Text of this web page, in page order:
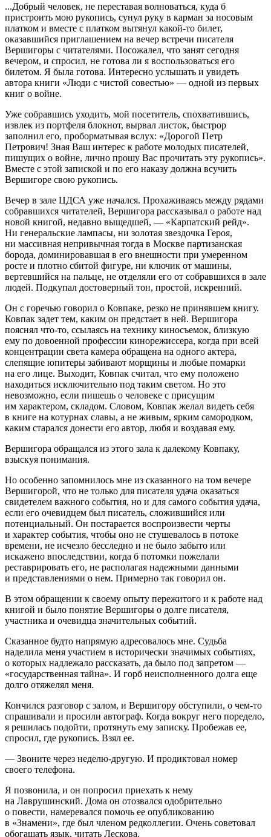
...Добрый человек, не переставая волноваться, куда б
пристроить мою рукопись, сунул руку в карман за носовым
платком и вместе с платком вытянул какой-то билет,
оказавшийся приглашением на вечер встречи писателя
Вершигоры с читателями. Посожалел, что занят сегодня
вечером, и спросил, не готова ли я воспользоваться его
билетом. Я была готова. Интересно услышать и увидеть
автора книги «Люди с чистой совестью» — одной из первых
книг о войне.
Уже собравшись уходить, мой посетитель, спохватившись,
извлек из портфеля блокнот, вырвал листок, быстрор
заполнил его, проборматывая вслух: «Дорогой Петр
Петрович! Зная Ваш интерес к работе молодых писателей,
пишущих о войне, лично прошу Вас прочитать эту рукопись».
Вместе с этой запиской и по его наказу должна всучить
Вершигоре свою рукопись.
Вечер в зале ЦДСА уже начался. Прохаживаясь между рядами
собравшихся читателей, Вершигора рассказывал о работе над
новой книгой, недавно выщедшей, — «Карпатский рейд».
Ни генеральские лампасы, ни золотая звездочка Героя,
ни массивная непривычная тогда в Москве партизанская
борода, доминировавшая в его внешности при умеренном
росте и плотно сбитой фигуре, ни ключик от машины,
вертевшийся на пальце, не отделяли его от собравшихся в зале
людей. Подкупал достоверный тон, простой, искренний.
Он с горечью говорил о Ковпаке, резко не принявшем книгу.
Ковпак задет тем, каким он предстает в ней. Вершигора
пояснял что-то, ссылаясь на технику киносъемок, близкую
ему по довоенной профессии кинорежиссера, когда при всей
концентрации света камера обращена на одного актера,
слепящие юпитеры забивают морщины и любые помарки
на его лице. Выходит, Ковпак считал, что ему положено
находиться исключительно под таким светом. Но это
невозможно, если пишешь о человеке с присущим
им характером, складом. Словом, Ковпак желал видеть себя
в книге на котурнах славы, а не живым, ярким самородком,
каким старался донести его автор, любя и воздавая ему.
Вершигора обращался из этого зала к далекому Ковпаку,
взыскуя понимания.
Но особенно запомнилось мне из сказанного на том вечере
Вершигорой, что не только для писателя удача оказаться
свидетелем важного события, но и для самого события удача,
если его очевидцем был писатель, сложившийся или
потенциальный. Он постарается воспроизвести черты
и характер события, чтобы оно не стушевалось в потоке
времени, не исчезло бесследно и не было забыто или
искажено впоследствии, когда б потомки пожелали
реставрировать его, не располагая надежными данными
и представлениями о нем. Примерно так говорил он.
В этом обращении к своему опыту пережитого и к работе над
книгой и было понятие Вершигоры о долге писателя,
участника и очевидца значительных событий.
Сказанное будто напрямую адресовалось мне. Судьба
наделила меня участием в исторически значимых событиях,
о которых надлежало рассказать, да было под запретом —
«государственная тайна». И горб неисполненного долга еще
долго отяжелял меня.
Кончился разговор с залом, и Вершигору обступили, о чем-то
спрашивали и просили автограф. Когда вокруг него поредело,
я решилась подойти, протянуть ему записку. Пробежав ее,
спросил, где рукопись. Взял ее.
— Звоните через неделю-другую. И продиктовал номер
своего телефона.
Я позвонила, и он попросил приехать к нему
на Лаврушинский. Дома он отозвался одобрительно
о повести, намеревался помочь ее опубликованию
в «Знамени», где был членом редколлегии. Очень советовал
обогащать язык, читать Лескова.